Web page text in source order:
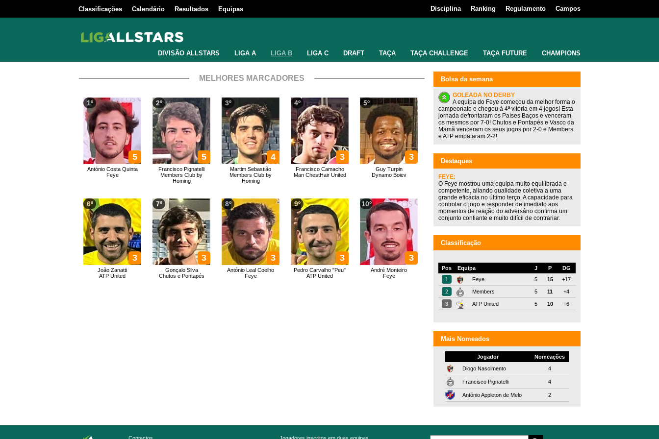
Classificações Calendário Resultados Equipas Disciplina Ranking Regulamento Campos
DIVISÃO ALLSTARS LIGA A LIGA B LIGA C DRAFT TAÇA TAÇA CHALLENGE TAÇA FUTURE CHAMPIONS
MELHORES MARCADORES
1º
5
António Costa Quinta
Feye
2º
5
Francisco Pignatelli
Members Club by
Homing
3º
4
Martim Sebastião
Members Club by
Homing
4º
3
Francisco Camacho
Man ChestHair United
5º
3
Guy Turpin
Dynamo Boiev
6º
3
João Zanatti
ATP United
7º
3
Gonçalo Silva
Chutos e Pontapés
8º
3
António Leal Coelho
Feye
9º
3
Pedro Carvalho "Peu"
ATP United
10º
3
André Monteiro
Feye
Bolsa da semana
GOLEADA NO DERBY
A equipa do Feye começou da melhor forma o
campeonato e chegou à 4ª vitória em 4 jogos! Esta
jornada defrontaram os Países Baços e venceram
os mesmos por 7-0! Chutos e Pontapés e Vasco da
Mamã venceram os seus jogos por 2-0 e Members
e ATP empataram 2-2!
Destaques
FEYE:
O Feye mostrou uma equipa muito equilibrada e
competente, aliando qualidade coletiva a uma
grande eficácia no último terço. A capacidade para
controlar o jogo e responder de imediato aos
momentos de reação do adversário confirma um
conjunto confiante e muito difícil de contrariar.
Classificação
Pos Equipa J P
DG
1
Feye 5 15 +17
2 Members 5 11 +4
3 ATP United 5 10 +6
Mais Nomeados
Jogador
Nomeações
Diogo Nascimento
4
Francisco Pignatelli 4
António Appleton de Melo 2